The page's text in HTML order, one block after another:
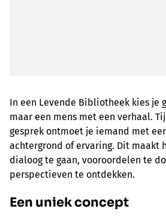
In een Levende Bibliotheek kies je
maar een mens met een verhaal.
gesprek ontmoet je iemand met
achtergrond of ervaring. Dit maakt
dialoog te gaan, vooroordelen te
perspectieven te ontdekken.
Een uniek concept